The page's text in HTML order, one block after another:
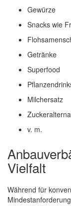
Gewürze
Snacks wie
Getränke
Superfood
Milchersatz
v. m.
Vielfalt
Während für